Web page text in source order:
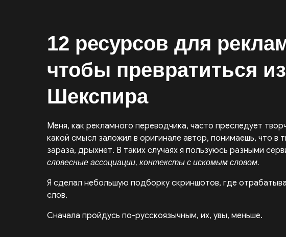
12 ресурсов для
чтобы превратиться
Шекспира
Меня, как рекламного переводчика, часто преследует
какой смысл заложил в оригинале автор, понимаешь, что
зараза, дрыхнет. В таких случаях я пользуюсь разными
словесные ассоциации, контексты с искомым словом.
Я сделал небольшую подборку скриншотов, где
слов.
Сначала пройдусь по-русскоязычным, их, увы, меньше.